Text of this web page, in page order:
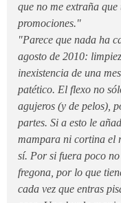
que no me extraña
promociones."
"Parece que nada ha
agosto de 2010:
inexistencia de una
patético. El flexo no
agujeros (y de pelos),
partes. Si a esto le
mampara ni cortina el
sí. Por si fuera poco
fregona, por lo que
cada vez que entras